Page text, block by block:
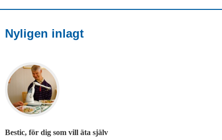
Nyligen inlagt
Bestic, för dig som vill äta själv